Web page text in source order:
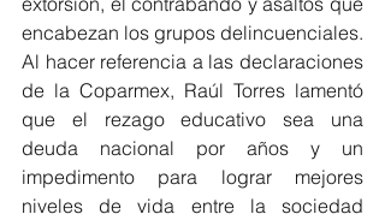
encabezan los grupos delincuenciales.
Al hacer referencia a las declaraciones
de la Coparmex, Raúl Torres lamentó
que el rezago educativo sea una
deuda nacional por años y un
impedimento para lograr mejores
niveles de vida entre la sociedad